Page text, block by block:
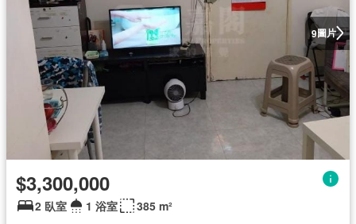
9圖片
$3,300,000
2 臥室 1 浴室 385 m²